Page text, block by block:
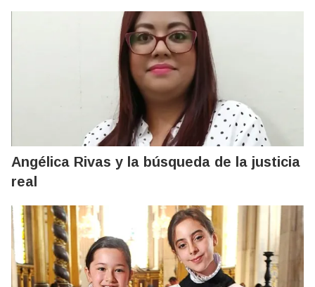
Angélica Rivas y la búsqueda de la justicia
real